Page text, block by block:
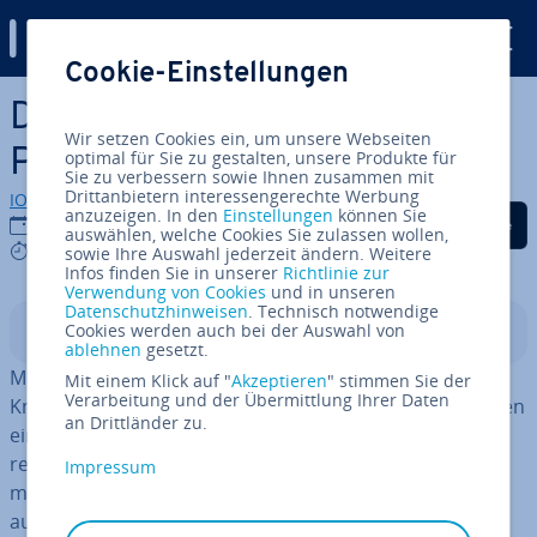
Zum Haupt­in­halt springen
Die besten Domains für Bars,
Pubs und Co.
IONOS Redaktion
29.05.2024
6 mins
Auf Facebook teilen
Auf Twitter teilen
Auf LinkedIn
In­halts­ver­zeich­nis
Mit einer gut gewählten Domain sorgen Bars und
Kneipen für mehr Traffic auf der eigenen Website. Neben
einem deut­li­chen Wie­der­erken­nungs­wert sind auch
relevante Such­be­grif­fe für die Plat­zie­rung in den Such­
ma­schi­nen wichtig. Wie sieht die beste Domain für Bars
aus und was sollten Be­trei­be­rin­nen und Betreiber
Cookie-Einstellungen
Wir setzen Cookies ein, um unsere Webseiten
optimal für Sie zu gestalten, unsere Produkte für
Sie zu verbessern sowie Ihnen zusammen mit
Drittanbietern interessengerechte Werbung
anzuzeigen. In den Einstellungen können Sie
auswählen, welche Cookies Sie zulassen wollen,
sowie Ihre Auswahl jederzeit ändern. Weitere
Infos finden Sie in unserer Richtlinie zur
Verwendung von Cookies und in unseren
Datenschutzhinweisen. Technisch notwendige
Cookies werden auch bei der Auswahl von
ablehnen gesetzt.
Mit einem Klick auf "Akzeptieren" stimmen Sie der
Verarbeitung und der Übermittlung Ihrer Daten
an Drittländer zu.
Impressum